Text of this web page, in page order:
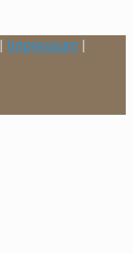
Impressum